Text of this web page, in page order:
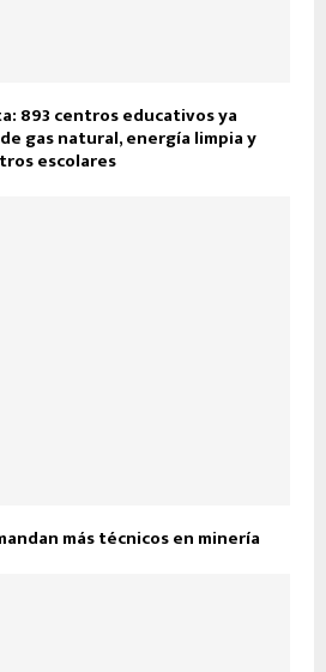
893 centros educativos ya
gas natural, energía limpia y
escolares
más técnicos en minería